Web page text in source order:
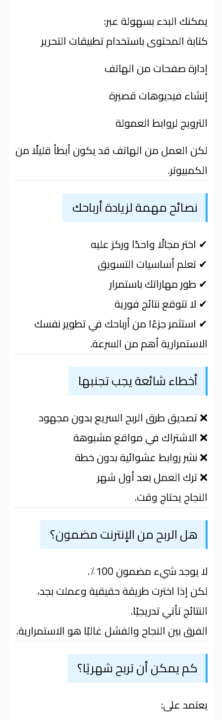
يمكنك البدء بسهولة عبر:
كتابة المحتوى باستخدام تطبيقات التحرير
إدارة صفحات من الهاتف
إنشاء فيديوهات قصيرة
الترويج لروابط العمولة
لكن العمل من الهاتف قد يكون أبطأ قليلًا من
الكمبيوتر.
نصائح مهمة لزيادة أرباحك
✔ اختر مجالًا واحدًا وركز عليه
✔ تعلم أساسيات التسويق
✔ طور مهاراتك باستمرار
✔ لا تتوقع نتائج فورية
✔ استثمر جزءًا من أرباحك في تطوير نفسك
الاستمرارية أهم من السرعة.
أخطاء شائعة يجب تجنبها
❌ تصديق طرق الربح السريع بدون مجهود
❌ الاشتراك في مواقع مشبوهة
❌ نشر روابط عشوائية بدون خطة
❌ ترك العمل بعد أول شهر
النجاح يحتاج وقت.
هل الربح من الإنترنت مضمون؟
لا يوجد شيء مضمون 100٪.
لكن إذا اخترت طريقة حقيقية وعملت بجد،
النتائج تأتي تدريجيًا.
الفرق بين النجاح والفشل غالبًا هو الاستمرارية.
كم يمكن أن تربح شهريًا؟
يعتمد على: